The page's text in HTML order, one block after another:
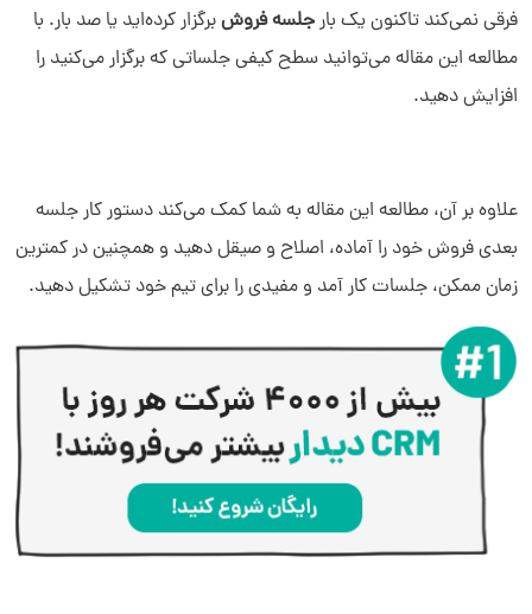
فرقی نمی‌کند تاکنون یک بارجلسه فروشبرگزار کرده‌اید یا صد بار. با
مطالعه این مقاله می‌توانید سطح کیفی جلساتی که برگزار می‌کنید را
افزایش دهید.
علاوه بر آن، مطالعه این مقاله به شما کمک می‌کند دستور کار جلسه
بعدی فروش خود را آماده، اصلاح و صیقل دهید و همچنین در کمترین
زمان ممکن، جلسات کار آمد و مفیدی را برای تیم خود تشکیل دهید.